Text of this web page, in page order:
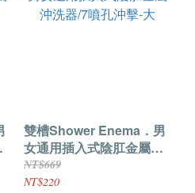
雙槽Shower Enema．男
女通用插入式陰肛金屬沖
洗器/7噴孔沖擊-大
NT$669
NT$220